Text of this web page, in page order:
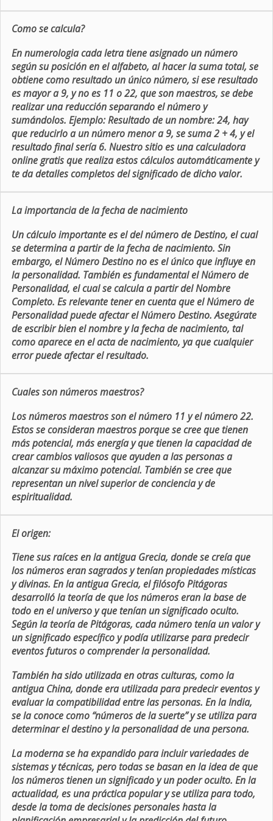
Como se calcula?
En numerologia cada letra tiene asignado un número
según su posición en el alfabeto, al hacer la suma total, se
obtiene como resultado un único número, si ese resultado
es mayor a 9, y no es 11 o 22, que son maestros, se debe
realizar una reducción separando el número y
sumándolos. Ejemplo: Resultado de un nombre: 24, hay
que reducirlo a un número menor a 9, se suma 2 + 4, y el
resultado final sería 6. Nuestro sitio es una calculadora
online gratis que realiza estos cálculos automáticamente y
te da detalles completos del significado de dicho valor.
La importancia de la fecha de nacimiento
Un cálculo importante es el del número de Destino, el cual
se determina a partir de la fecha de nacimiento. Sin
embargo, el Número Destino no es el único que influye en
la personalidad. También es fundamental el Número de
Personalidad, el cual se calcula a partir del Nombre
Completo. Es relevante tener en cuenta que el Número de
Personalidad puede afectar el Número Destino. Asegúrate
de escribir bien el nombre y la fecha de nacimiento, tal
como aparece en el acta de nacimiento, ya que cualquier
error puede afectar el resultado.
Cuales son números maestros?
Los números maestros son el número 11 y el número 22.
Estos se consideran maestros porque se cree que tienen
más potencial, más energía y que tienen la capacidad de
crear cambios valiosos que ayuden a las personas a
alcanzar su máximo potencial. También se cree que
representan un nivel superior de conciencia y de
espiritualidad.
El origen:
Tiene sus raíces en la antigua Grecia, donde se creía que
los números eran sagrados y tenían propiedades místicas
y divinas. En la antigua Grecia, el filósofo Pitágoras
desarrolló la teoría de que los números eran la base de
todo en el universo y que tenían un significado oculto.
Según la teoría de Pitágoras, cada número tenía un valor y
un significado específico y podía utilizarse para predecir
eventos futuros o comprender la personalidad.
También ha sido utilizada en otras culturas, como la
antigua China, donde era utilizada para predecir eventos y
evaluar la compatibilidad entre las personas. En la India,
se la conoce como “números de la suerte” y se utiliza para
determinar el destino y la personalidad de una persona.
La moderna se ha expandido para incluir variedades de
sistemas y técnicas, pero todas se basan en la idea de que
los números tienen un significado y un poder oculto. En la
actualidad, es una práctica popular y se utiliza para todo,
desde la toma de decisiones personales hasta la